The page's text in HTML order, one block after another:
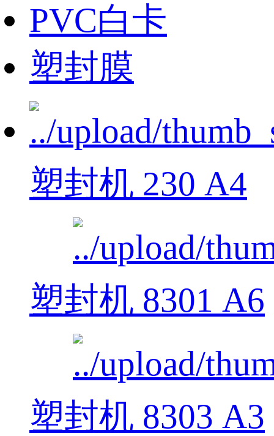
PVC白卡
塑封膜
塑封机 230 A4
塑封机 8301 A6
塑封机 8303 A3